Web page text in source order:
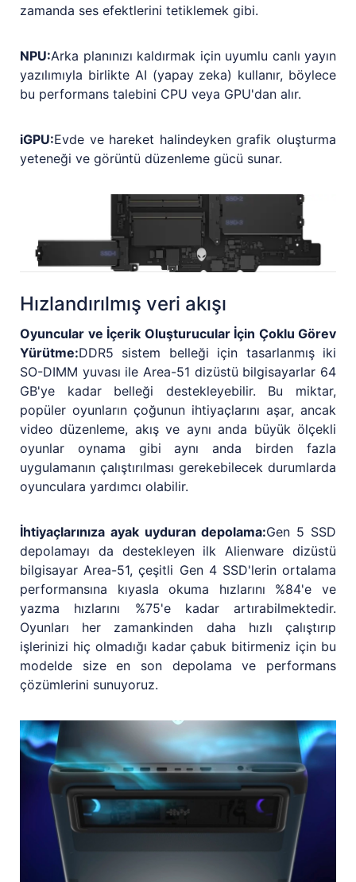
zamanda ses efektlerini tetiklemek gibi.
NPU:Arka planınızı kaldırmak için uyumlu canlı yayın
yazılımıyla birlikte AI (yapay zeka) kullanır, böylece
bu performans talebini CPU veya GPU'dan alır.
iGPU:Evde ve hareket halindeyken grafik oluşturma
yeteneği ve görüntü düzenleme gücü sunar.
Hızlandırılmış veri akışı
Oyuncular ve İçerik Oluşturucular İçin Çoklu Görev
Yürütme:DDR5 sistem belleği için tasarlanmış iki
SO-DIMM yuvası ile Area-51 dizüstü bilgisayarlar 64
GB'ye kadar belleği destekleyebilir. Bu miktar,
popüler oyunların çoğunun ihtiyaçlarını aşar, ancak
video düzenleme, akış ve aynı anda büyük ölçekli
oyunlar oynama gibi aynı anda birden fazla
uygulamanın çalıştırılması gerekebilecek durumlarda
oyunculara yardımcı olabilir.
İhtiyaçlarınıza ayak uyduran depolama:Gen 5 SSD
depolamayı da destekleyen ilk Alienware dizüstü
bilgisayar Area-51, çeşitli Gen 4 SSD'lerin ortalama
performansına kıyasla okuma hızlarını %84'e ve
yazma hızlarını %75'e kadar artırabilmektedir.
Oyunları her zamankinden daha hızlı çalıştırıp
işlerinizi hiç olmadığı kadar çabuk bitirmeniz için bu
modelde size en son depolama ve performans
çözümlerini sunuyoruz.